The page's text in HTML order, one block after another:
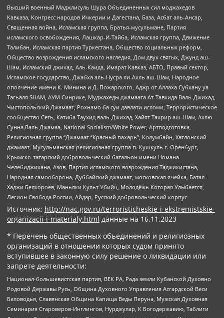
Высший военный Маджлисуль Шура Объединенных сил моджахедов
Кавказа, Конгресс народов Ичкерии и Дагестана, База, Асбат аль-Ансар,
Священная война, Исламская группа, Братья-мусульмане, Партия
исламского освобождения, Лашкар-И-Тайба, Исламская группа, Движение
Талибан, Исламская партия Туркестана, Общество социальных реформ,
Общество возрождения исламского наследия, Дом двух святых, Джунд аш-
Шам, Исламский джихад, Аль-Каида, Имарат Кавказ, АБТО, Правый сектор,
Исламское государство, Джабха аль-Нусра ли-Ахль аш-Шам, Народное
ополчение имени К. Минина и Д. Пожарского, Аджр от Аллаха Субхану уа
Тагьаля SHAM, АУМ Синрике, Муджахеды джамаата Ат-Тавхида Валь-Джихад,
Чистопольский Джамаат, Рохнамо ба суи давлати исломи, Террористическое
сообщество Сеть, Катиба Таухид валь-Джихад, Хайят Тахрир аш-Шам, Ахлю
Сунна Валь Джамаа, National Socialism/White Power, Артподготовка,
Религиозная группа “Джамаат “Красный пахарь”, Колумбайн, Хатлонский
джамаат, Мусульманская религиозная группа п. Кушкуль г. Оренбург,
Крымско-татарский добровольческий батальон имени Номана
Челебиджихана, Азов, Партия исламского возрождения Таджикистана,
Народная самооборона, Дуббайский джамаат, московская ячейка, Батал-
Хаджи Белхороев, Маньяки Культ Убийц, Молодёжь Которая Улыбается,
Легион Свобода России, Айдар, Русский добровольческий корпус
Источник: http://nac.gov.ru/terroristicheskie-i-ekstremistskie-
organizacii-i-materialy.html данные на 16.11.2023
* Перечень общественных объединений и религиозных
организаций в отношении которых судом принято
вступившее в законную силу решение о ликвидации или
запрете деятельности:
Национал-большевистская партия, ВЕК РА, Рада земли Кубанской Духовно
Родовой Державы Русь, Община Духовного Управления Асгардской Веси
Беловодья, Славянская Община Капища Веды Перуна, Мужская Духовная
Семинария Староверов-Инглингов, Нурджулар, К Богодержавию, Таблиги